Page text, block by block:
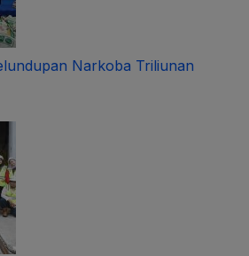
Narkoba Triliunan